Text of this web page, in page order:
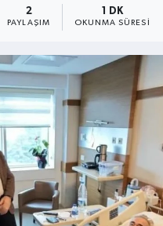
2
PAYLAŞIM
1 DK
OKUNMA SÜRESI